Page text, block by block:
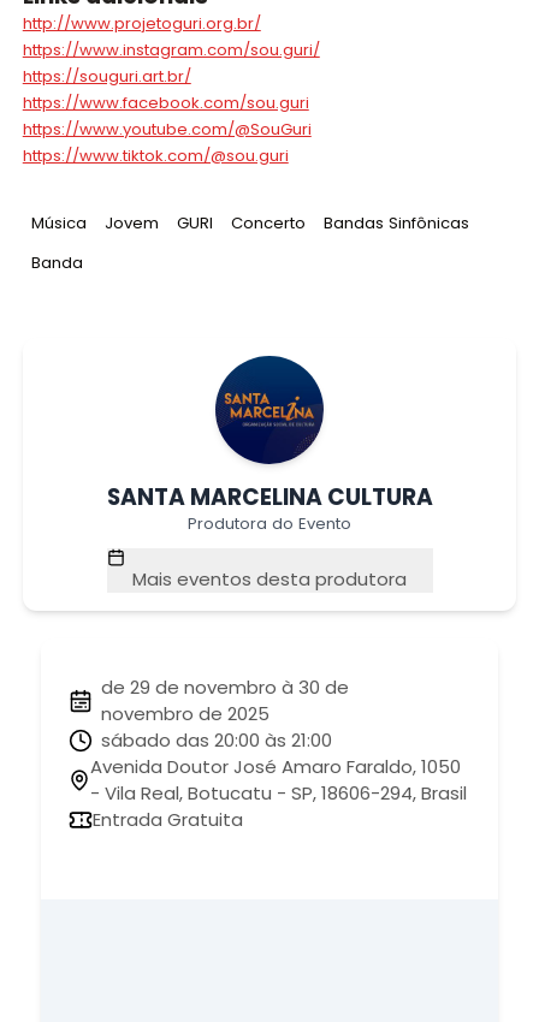
http://www.projetoguri.org.br/
https://www.instagram.com/sou.guri/
https://souguri.art.br/
https://www.facebook.com/sou.guri
https://www.youtube.com/@SouGuri
https://www.tiktok.com/@sou.guri
Tag:
Música Tag:
Jovem Tag:
GURI Tag:
Concerto Tag:
Bandas Sinfônicas
Tag:
Banda
SANTA MARCELINA CULTURA
Produtora do Evento
Mais eventos desta produtora
de 29 de novembro à 30 de
novembro de 2025
sábado das 20:00 às 21:00
Avenida Doutor José Amaro Faraldo, 1050
- Vila Real, Botucatu - SP, 18606-294, Brasil
Entrada Gratuita